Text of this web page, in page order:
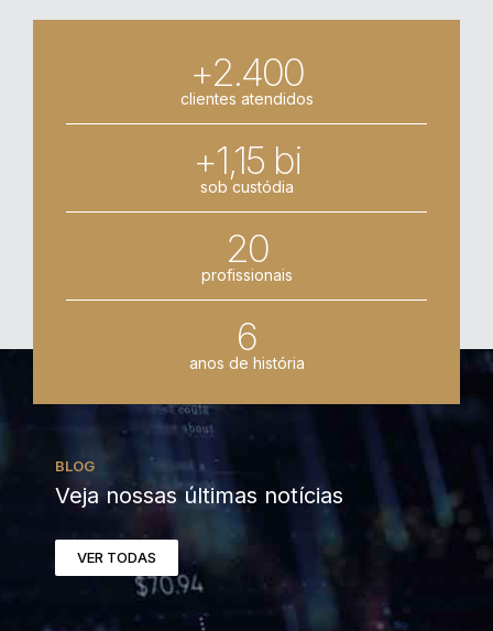
+2.400
clientes atendidos
+1,15 bi
sob custódia
20
profissionais
6
anos de história
BLOG
Veja nossas últimas notícias
VER TODAS